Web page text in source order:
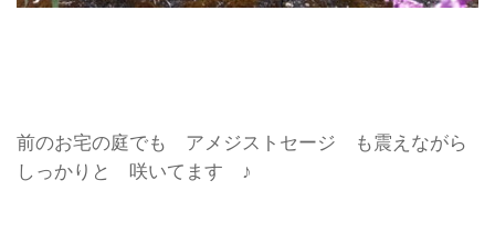
前のお宅の庭でも アメジストセージ も震えながら
しっかりと 咲いてます ♪